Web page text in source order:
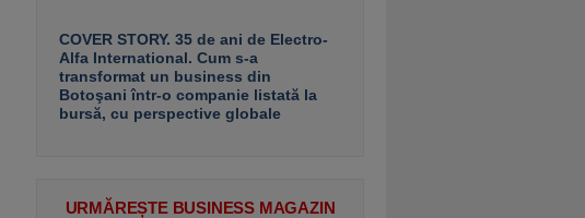
COVER STORY. 35 de ani de Electro-
Alfa International. Cum s-a
transformat un business din
Botoşani într-o companie listată la
bursă, cu perspective globale
URMĂREȘTE BUSINESS MAGAZIN